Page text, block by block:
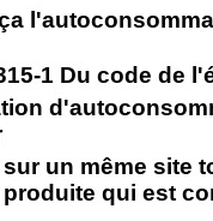
1 Du code de
sur un même
qui est